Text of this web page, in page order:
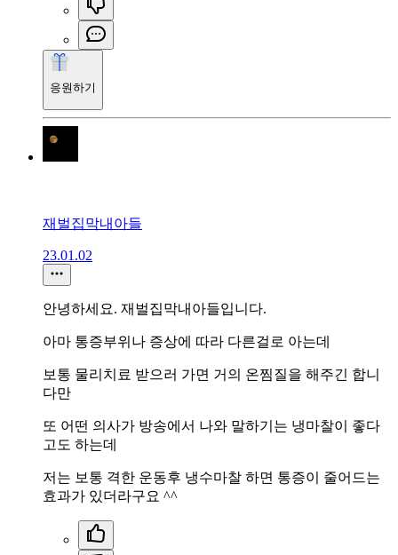
응원하기
재벌집막내아들
23.01.02
안녕하세요. 재벌집막내아들입니다.
아마 통증부위나 증상에 따라 다른걸로 아는데
보통 물리치료 받으러 가면 거의 온찜질을 해주긴 합니
다만
또 어떤 의사가 방송에서 나와 말하기는 냉마찰이 좋다
고도 하는데
저는 보통 격한 운동후 냉수마찰 하면 통증이 줄어드는
효과가 있더라구요 ^^